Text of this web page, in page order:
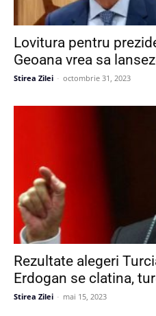
Lovitura pentru
Geoana vrea sa
Stirea Zilei - octombrie 31, 2023
Rezultate alegeri
Erdogan se clatina,
Stirea Zilei - mai 15, 2023